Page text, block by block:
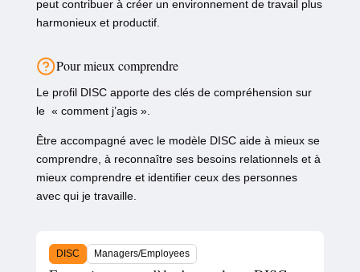
peut contribuer à créer un environnement de travail plus
harmonieux et productif.
Pour mieux comprendre
Le profil DISC apporte des clés de compréhension sur
le « comment j’agis ».
Être accompagné avec le modèle DISC aide à mieux se
comprendre, à reconnaître ses besoins relationnels et à
mieux comprendre et identifier ceux des personnes
avec qui je travaille.
DISC Managers/Employees